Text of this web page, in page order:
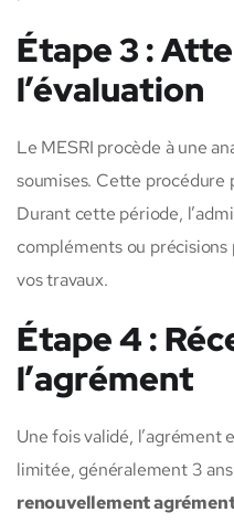
Étape 3 :
l’évaluation
Le MESRI procède à une
soumises. Cette procédure
Durant cette période,
compléments ou
vos travaux.
Étape 4 :
l’agrément
Une fois validé, l’agrément
limitée, généralement 3
renouvellement